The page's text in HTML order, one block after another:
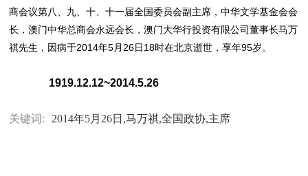
商会议第八、九、十、十一届全国委员会副主席，中华文学基金会会
长，澳门中华总商会永远会长，澳门大华行投资有限公司董事长马万
祺先生，因病于2014年5月26日18时在北京逝世，享年95岁。
1919.12.12~2014.5.26
关键词: 2014年5月26日,马万祺,全国政协,主席